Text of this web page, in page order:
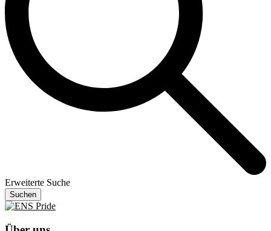
Erweiterte Suche
Suchen